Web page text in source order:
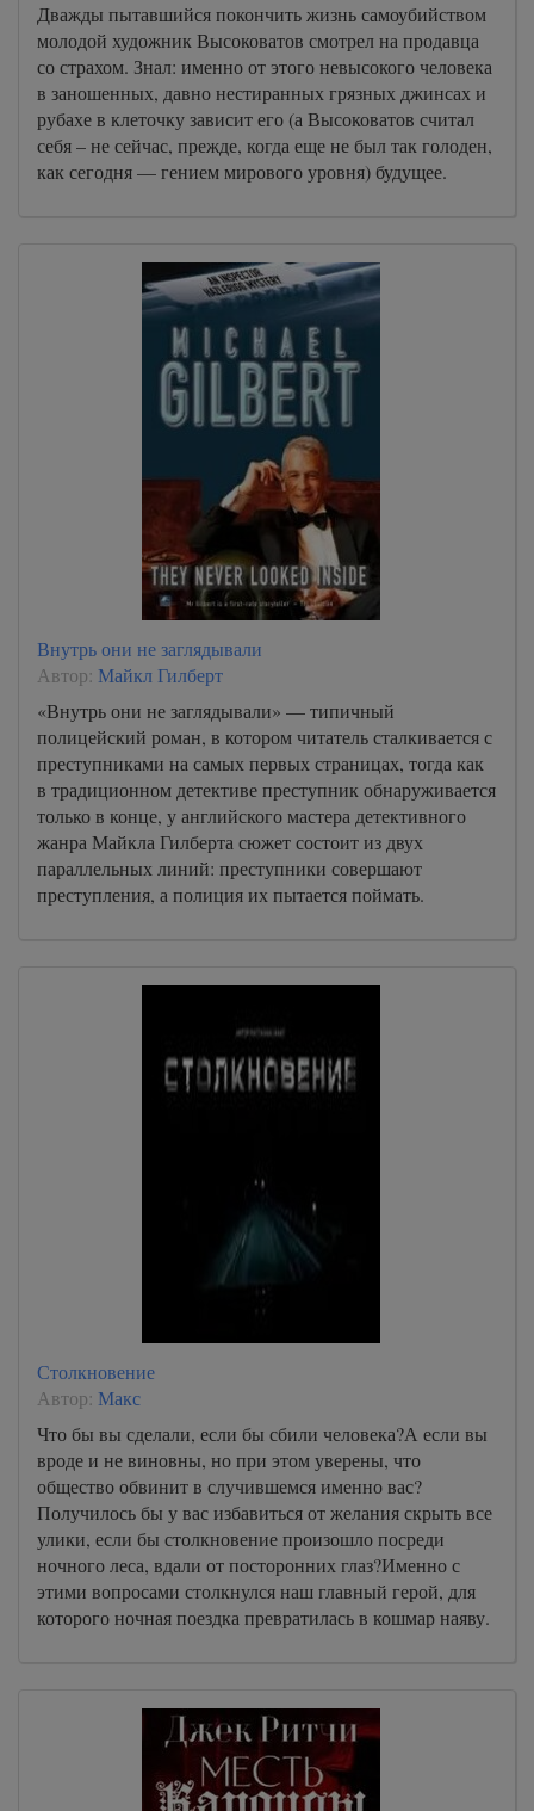
Дважды пытавшийся покончить жизнь самоубийством
молодой художник Высоковатов смотрел на продавца
со страхом. Знал: именно от этого невысокого человека
в заношенных, давно нестиранных грязных джинсах и
рубахе в клеточку зависит его (а Высоковатов считал
себя – не сейчас, прежде, когда еще не был так голоден,
как сегодня — гением мирового уровня) будущее.
Внутрь они не заглядывали
Автор: Майкл Гилберт
«Внутрь они не заглядывали» — типичный
полицейский роман, в котором читатель сталкивается с
преступниками на самых первых страницах, тогда как
в традиционном детективе преступник обнаруживается
только в конце, у английского мастера детективного
жанра Майкла Гилберта сюжет состоит из двух
параллельных линий: преступники совершают
преступления, а полиция их пытается поймать.
Столкновение
Автор: Макс
Что бы вы сделали, если бы сбили человека?А если вы
вроде и не виновны, но при этом уверены, что
общество обвинит в случившемся именно вас?
Получилось бы у вас избавиться от желания скрыть все
улики, если бы столкновение произошло посреди
ночного леса, вдали от посторонних глаз?Именно с
этими вопросами столкнулся наш главный герой, для
которого ночная поездка превратилась в кошмар наяву.